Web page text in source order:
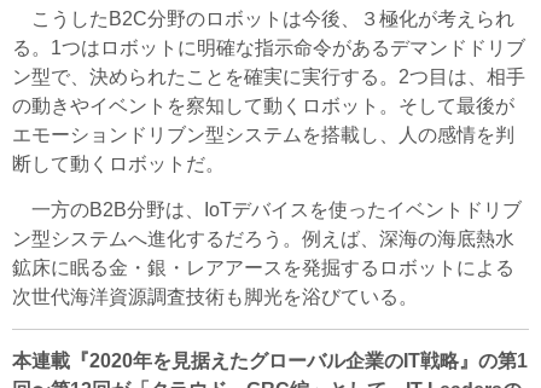
こうしたB2C分野のロボットは今後、３極化が考えられ
る。1つはロボットに明確な指示命令があるデマンドドリブ
ン型で、決められたことを確実に実行する。2つ目は、相手
の動きやイベントを察知して動くロボット。そして最後が
エモーションドリブン型システムを搭載し、人の感情を判
断して動くロボットだ。
一方のB2B分野は、IoTデバイスを使ったイベントドリブ
ン型システムへ進化するだろう。例えば、深海の海底熱水
鉱床に眠る金・銀・レアアースを発掘するロボットによる
次世代海洋資源調査技術も脚光を浴びている。
本連載『2020年を見据えたグローバル企業のIT戦略』の第1